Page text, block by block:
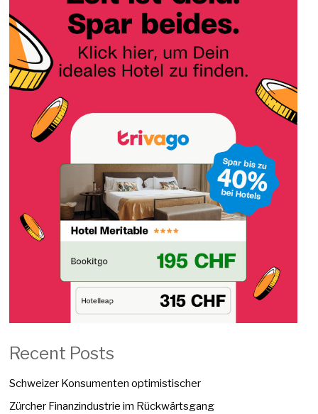
Recent Posts
Schweizer Konsumenten optimistischer
Zürcher Finanzindustrie im Rückwärtsgang